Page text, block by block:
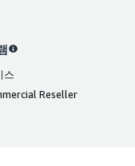
스
Reseller